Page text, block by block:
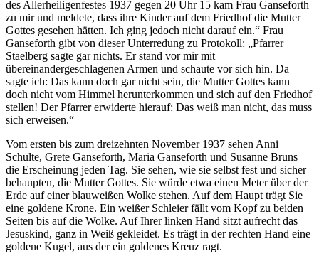
des Allerheiligenfestes 1937 gegen 20 Uhr 15 kam Frau Ganseforth
zu mir und meldete, dass ihre Kinder auf dem Friedhof die Mutter
Gottes gesehen hätten. Ich ging jedoch nicht darauf ein.“ Frau
Ganseforth gibt von dieser Unterredung zu Protokoll: „Pfarrer
Staelberg sagte gar nichts. Er stand vor mir mit
übereinandergeschlagenen Armen und schaute vor sich hin. Da
sagte ich: Das kann doch gar nicht sein, die Mutter Gottes kann
doch nicht vom Himmel herunterkommen und sich auf den Friedhof
stellen! Der Pfarrer erwiderte hierauf: Das weiß man nicht, das muss
sich erweisen.“
Vom ersten bis zum dreizehnten November 1937 sehen Anni
Schulte, Grete Ganseforth, Maria Ganseforth und Susanne Bruns
die Erscheinung jeden Tag. Sie sehen, wie sie selbst fest und sicher
behaupten, die Mutter Gottes. Sie würde etwa einen Meter über der
Erde auf einer blauweißen Wolke stehen. Auf dem Haupt trägt Sie
eine goldene Krone. Ein weißer Schleier fällt vom Kopf zu beiden
Seiten bis auf die Wolke. Auf Ihrer linken Hand sitzt aufrecht das
Jesuskind, ganz in Weiß gekleidet. Es trägt in der rechten Hand eine
goldene Kugel, aus der ein goldenes Kreuz ragt.